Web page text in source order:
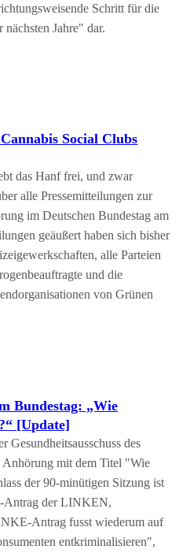
Schritt für die
Jahre" dar.
Social Clubs
das Hanf frei, und zwar
alle Pressemitteilungen zur
im Deutschen Bundestag am
geäußert haben sich bisher
alle Parteien
und die
von Grünen
Bundestag: „Wie
[Update]
Gesundheitsausschuss des
Anhörung mit dem Titel "Wie
der 90-minütigen Sitzung ist
Antrag der LINKEN,
Antrag fusst wiederum auf
entkriminalisieren",